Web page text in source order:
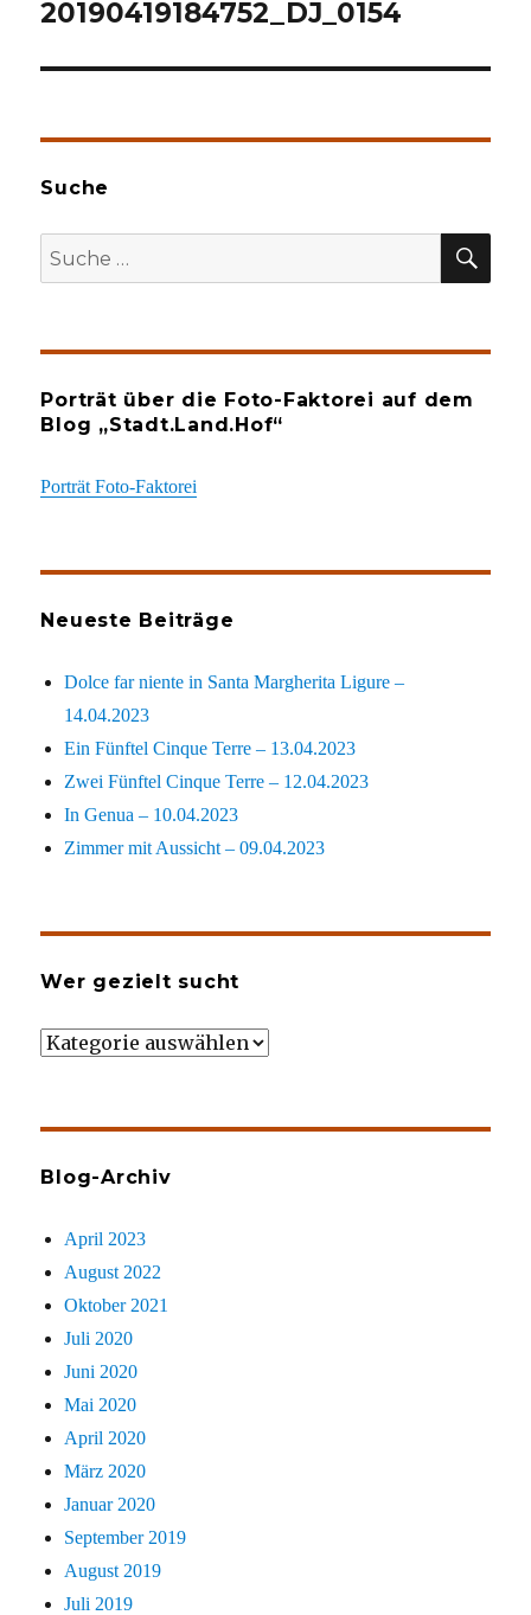
20190419184752_DJ_0154
Suche
Suche
nach:
Porträt über die Foto-Faktorei auf dem
Blog „Stadt.Land.Hof“
Porträt Foto-Faktorei
Neueste Beiträge
Dolce far niente in Santa Margherita Ligure –
14.04.2023
Ein Fünftel Cinque Terre – 13.04.2023
Zwei Fünftel Cinque Terre – 12.04.2023
In Genua – 10.04.2023
Zimmer mit Aussicht – 09.04.2023
Wer gezielt sucht
Wer
Blog-Archiv
April 2023
August 2022
Oktober 2021
Juli 2020
Juni 2020
Mai 2020
April 2020
März 2020
Januar 2020
September 2019
August 2019
Juli 2019